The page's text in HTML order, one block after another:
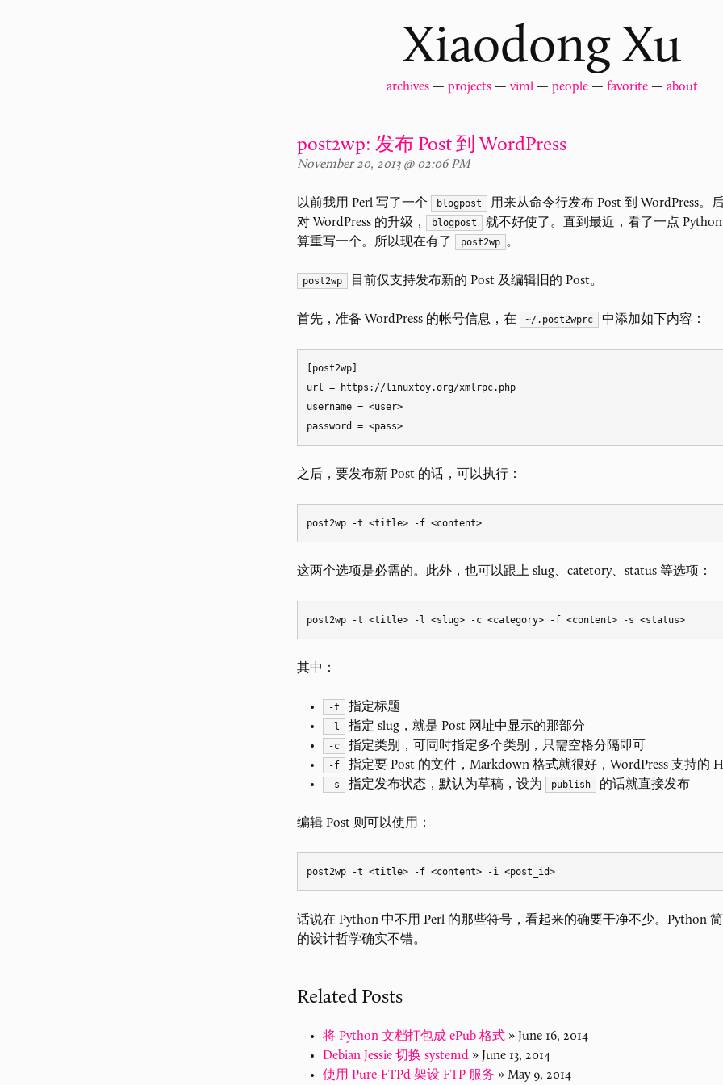
Xiaodong Xu
archives — projects — viml — people — favorite — about
post2wp: 发布 Post 到 WordPress
November 20, 2013 @ 02:06 PM
以前我用 Perl 写了一个 blogpost
用来从命令行发布 Post 到 WordPress。
对 WordPress 的升级，
blogpost
就不好使了。直到最近，看了一点 Python
算重写一个。所以现在有了
post2wp 。
post2wp 目前仅支持发布新的 Post 及编辑旧的 Post。
首先，准备 WordPress 的帐号信息，在 ~/.post2wprc 中添加如下内容：
[post2wp]
url = https://linuxtoy.org/xmlrpc.php
username = <user>
之后，要发布新 Post 的话，可以执行：
这两个选项是必需的。此外，也可以跟上 slug、catetory、status 等选项：
其中：
-t 指定标题
-l 指定 slug，就是 Post 网址中显示的那部分
-c 指定类别，可同时指定多个类别，只需空格分隔即可
-f 指定要 Post 的文件，Markdown 格式就很好，WordPress 支持的
-s 指定发布状态，默认为草稿，设为 publish 的话就直接发布
编辑 Post 则可以使用：
话说在 Python 中不用 Perl 的那些符号，看起来的确要干净不少。Python
的设计哲学确实不错。
Related Posts
将 Python 文档打包成 ePub 格式 » June 16, 2014
Debian Jessie 切换 systemd » June 13, 2014
使用 Pure-FTPd 架设 FTP 服务 » May 9, 2014